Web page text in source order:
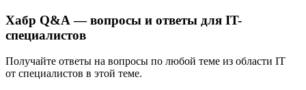
Хабр Q&A — вопросы и ответы для IT-
специалистов
Получайте ответы на вопросы по любой теме из области IT
от специалистов в этой теме.